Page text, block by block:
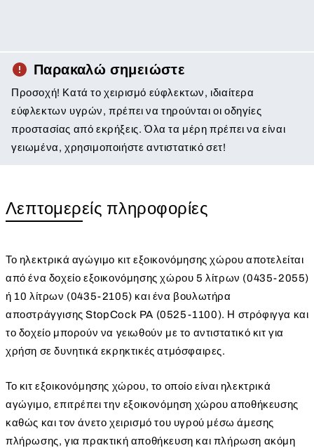
Παρακαλώ σημειώστε
Προσοχή! Κατά το χειρισμό εύφλεκτων, ιδιαίτερα
εύφλεκτων υγρών, πρέπει να τηρούνται οι οδηγίες
προστασίας από εκρήξεις. Όλα τα μέρη πρέπει να είναι
γειωμένα, χρησιμοποιήστε αντιστατικό σετ!
Λεπτομερείς πληροφορίες
Το ηλεκτρικά αγώγιμο κιτ εξοικονόμησης χώρου αποτελείται
από ένα δοχείο εξοικονόμησης χώρου 5 λίτρων (0435-2055)
ή 10 λίτρων (0435-2105) και ένα βουλωτήρα
αποστράγγισης StopCock PA (0525-1100). Η στρόφιγγα και
το δοχείο μπορούν να γειωθούν με το αντιστατικό κιτ για
χρήση σε δυνητικά εκρηκτικές ατμόσφαιρες.
Το κιτ εξοικονόμησης χώρου, το οποίο είναι ηλεκτρικά
αγώγιμο, επιτρέπει την εξοικονόμηση χώρου αποθήκευσης
καθώς και τον άνετο χειρισμό του υγρού μέσω άμεσης
πλήρωσης, για πρακτική αποθήκευση και πλήρωση ακόμη